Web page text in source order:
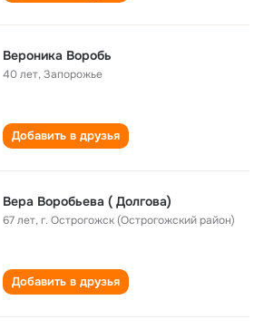
Вероника Воробь
40 лет,Запорожье
Добавить в друзья
Вера Воробьева ( Долгова)
67 лет,г. Острогожск (Острогожский район)
Добавить в друзья